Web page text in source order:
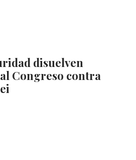
disuelven
Congreso contra